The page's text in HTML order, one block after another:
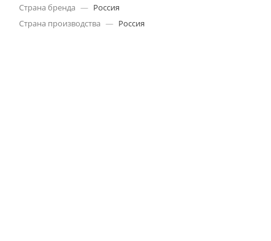
Страна бренда — Россия
Страна производства — Россия